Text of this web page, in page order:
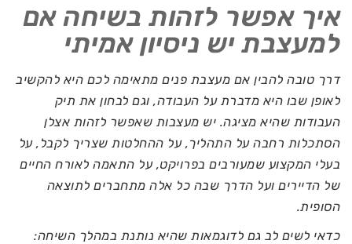
איך אפשר לזהות בשיחה אם
למעצבת יש ניסיון אמיתי
דרך טובה להבין אם מעצבת פנים מתאימה לכם היא להקשיב
לאופן שבו היא מדברת על העבודה, וגם לבחון את תיק
העבודות שהיא מציגה. יש מעצבות שאפשר לזהות אצלן
הסתכלות רחבה על התהליך, על ההחלטות שצריך לקבל, על
בעלי המקצוע שמעורבים בפרויקט, על התאמה לאורח החיים
של הדיירים ועל הדרך שבה כל אלה מתחברים לתוצאה
הסופית.
כדאי לשים לב גם לדוגמאות שהיא נותנת במהלך השיחה: